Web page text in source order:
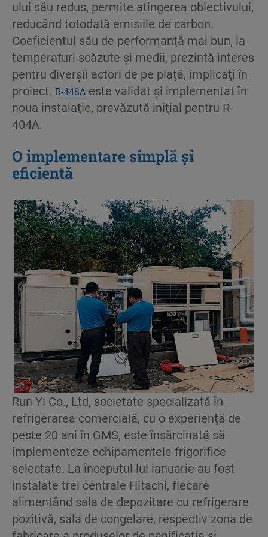
ului său redus, permite atingerea obiectivului,
reducând totodată emisiile de carbon.
Coeficientul său de performanţă mai bun, la
temperaturi scăzute şi medii, prezintă interes
pentru diverşii actori de pe piaţă, implicaţi în
proiect. R-448A este validat şi implementat în
noua instalaţie, prevăzută iniţial pentru R-
404A.
O implementare simplă şi
eficientă
Run Yi Co., Ltd, societate specializată în
refrigerarea comercială, cu o experienţă de
peste 20 ani în GMS, este însărcinată să
implementeze echipamentele frigorifice
selectate. La începutul lui ianuarie au fost
instalate trei centrale Hitachi, fiecare
alimentând sala de depozitare cu refrigerare
pozitivă, sala de congelare, respectiv zona de